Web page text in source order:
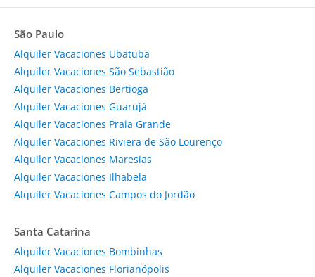
São Paulo
Alquiler Vacaciones Ubatuba
Alquiler Vacaciones São Sebastião
Alquiler Vacaciones Bertioga
Alquiler Vacaciones Guarujá
Alquiler Vacaciones Praia Grande
Alquiler Vacaciones Riviera de São Lourenço
Alquiler Vacaciones Maresias
Alquiler Vacaciones Ilhabela
Alquiler Vacaciones Campos do Jordão
Santa Catarina
Alquiler Vacaciones Bombinhas
Alquiler Vacaciones Florianópolis